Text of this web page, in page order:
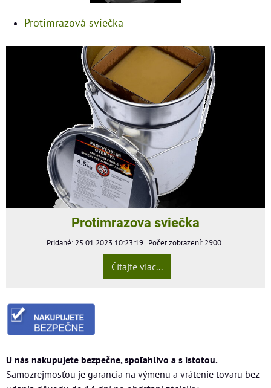
Protimrazová sviečka
Protimrazova sviečka
Pridané: 25.01.2023 10:23:19 Počet zobrazení: 2900
Čítajte viac...
U nás nakupujete bezpečne, spoľahlivo a s istotou.
Samozrejmosťou je garancia na výmenu a vrátenie tovaru bez